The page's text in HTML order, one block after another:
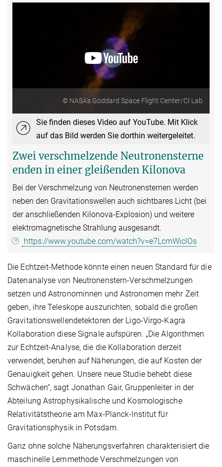
© NASA's Goddard Space Flight Center/CI Lab
Sie finden dieses Video auf YouTube. Mit Klick
auf das Bild werden Sie dorthin weitergeleitet.
Zwei verschmelzende Neutronensterne
enden in einer gleißenden Kilonova
Bei der Verschmelzung von Neutronensternen werden
neben den Gravitationswellen auch sichtbares Licht (bei
der anschließenden Kilonova-Explosion) und weitere
elektromagnetische Strahlung ausgesandt.
https://www.youtube.com/watch?v=e7LcmWiclOs
Die Echtzeit-Methode könnte einen neuen Standard für die
Datenanalyse von Neutronenstern-Verschmelzungen
setzen und Astronominnen und Astronomen mehr Zeit
geben, ihre Teleskope auszurichten, sobald die großen
Gravitationswellendetektoren der Ligo-Virgo-Kagra
Kollaboration diese Signale aufspüren. „Die Algorithmen
zur Echtzeit-Analyse, die die Kollaboration derzeit
verwendet, beruhen auf Näherungen, die auf Kosten der
Genauigkeit gehen. Unsere neue Studie behebt diese
Schwächen“, sagt Jonathan Gair, Gruppenleiter in der
Abteilung Astrophysikalische und Kosmologische
Relativitätstheorie am Max-Planck-Institut für
Gravitationsphysik in Potsdam.
Ganz ohne solche Näherungsverfahren charakterisiert die
maschinelle Lernmethode Verschmelzungen von